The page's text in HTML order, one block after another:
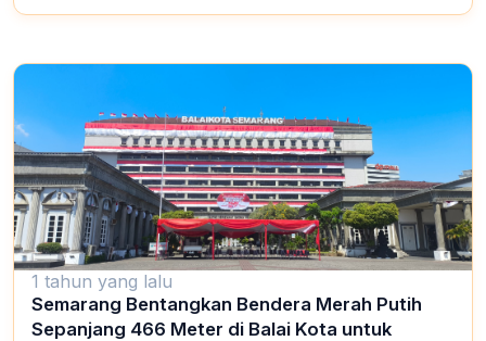
1 tahun yang lalu
Semarang Bentangkan Bendera Merah Putih
Sepanjang 466 Meter di Balai Kota untuk